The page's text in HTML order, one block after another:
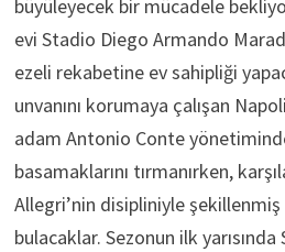
büyüleyecek bir mücadele
evi Stadio Diego Armando
ezeli rekabetine ev sahipliği
unvanını korumaya çalışan
adam Antonio Conte
basamaklarını tırmanırken,
Allegri’nin disipliniyle
bulacaklar. Sezonun ilk yarısında